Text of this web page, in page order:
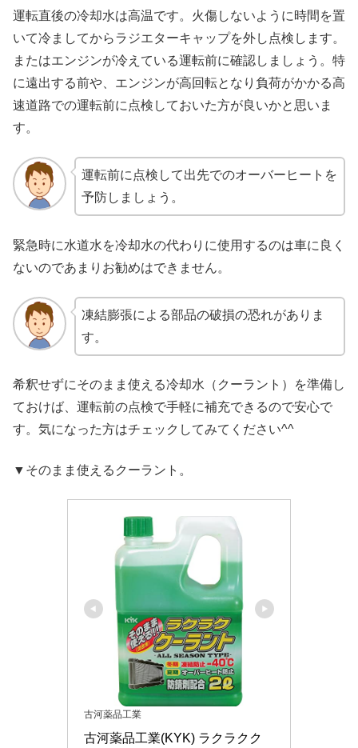
運転直後の冷却水は高温です。火傷しないように時間を置
いて冷ましてからラジエターキャップを外し点検します。
またはエンジンが冷えている運転前に確認しましょう。特
に遠出する前や、エンジンが高回転となり負荷がかかる高
速道路での運転前に点検しておいた方が良いかと思いま
す。
運転前に点検して出先でのオーバーヒートを
予防しましょう。
緊急時に水道水を冷却水の代わりに使用するのは車に良く
ないのであまりお勧めはできません。
凍結膨張による部品の破損の恐れがありま
す。
希釈せずにそのまま使える冷却水（クーラント）を準備し
ておけば、運転前の点検で手軽に補充できるので安心で
す。気になった方はチェックしてみてください^^
▼そのまま使えるクーラント。
古河薬品工業
古河薬品工業(KYK) ラクラクク